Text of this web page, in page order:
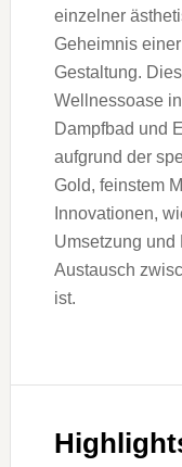
einzelner
Geheimnis
Gestaltung.
Wellnessoase
Dampfbad und
aufgrund der
Gold, feinstem
Innovationen,
Umsetzung
Austausch
ist.